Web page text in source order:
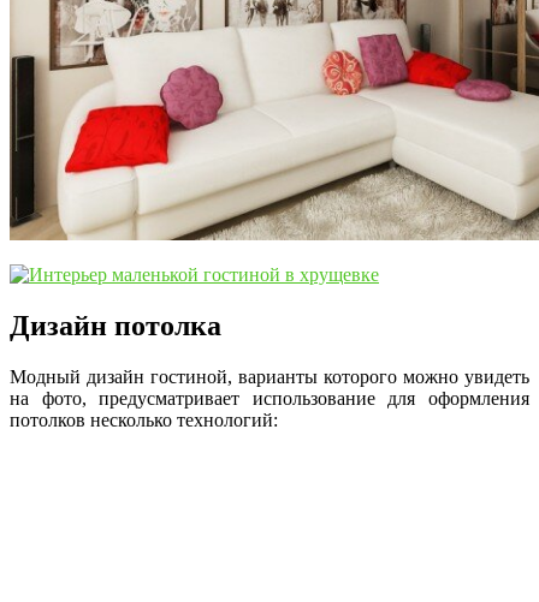
Дизайн потолка
Модный дизайн гостиной, варианты которого можно увидеть
на фото, предусматривает использование для оформления
потолков несколько технологий: